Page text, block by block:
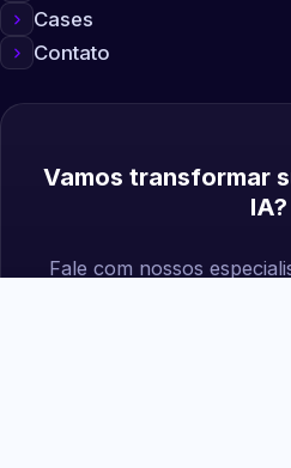
Cases
Contato
Vamos transformar
IA?
Fale com nossos